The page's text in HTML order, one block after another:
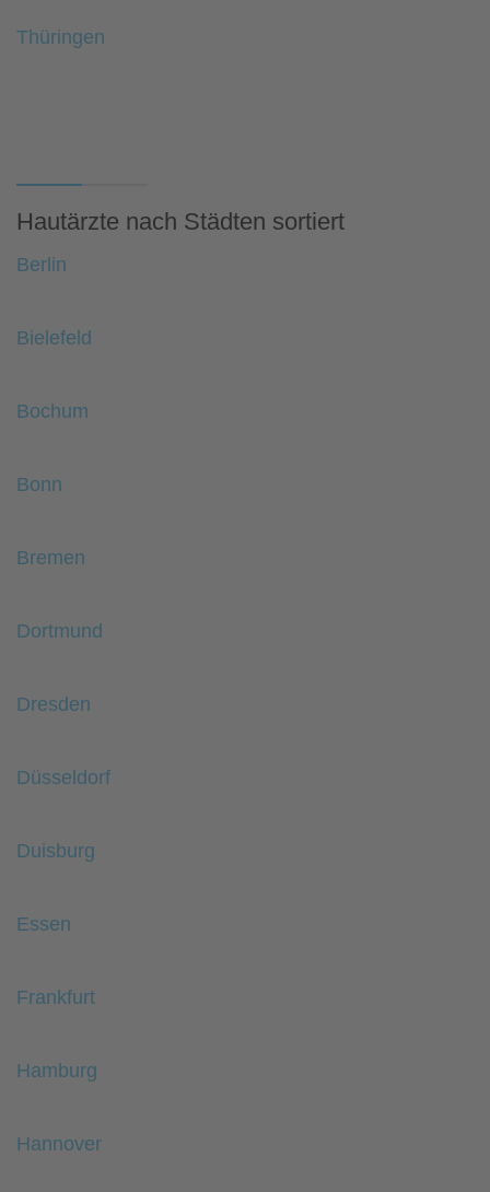
Thüringen
Hautärzte nach Städten sortiert
Berlin
Bielefeld
Bochum
Bonn
Bremen
Dortmund
Dresden
Düsseldorf
Duisburg
Essen
Frankfurt
Hamburg
Hannover